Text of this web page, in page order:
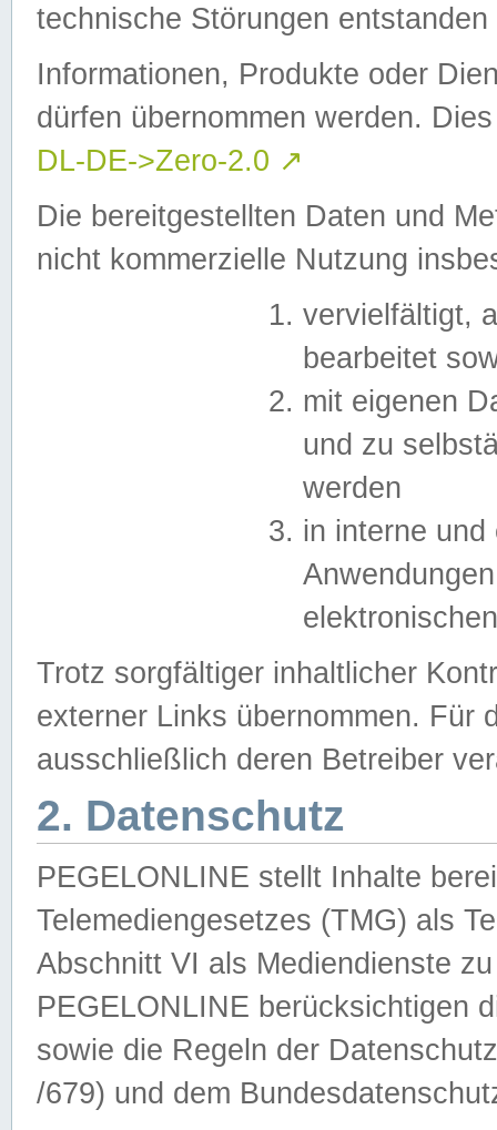
technische Störungen
Informationen, Produkte oder
dürfen übernommen werden.
DL-DE->Zero-2.0 ↗
Die bereitgestellten Daten und
nicht kommerzielle Nutzung
vervielfältigt,
bearbeitet
mit eigenen
und zu
werden
in interne
Trotz sorgfältiger inhaltlicher
externer Links übernommen. Für
ausschließlich deren Betreiber
2. Datenschutz
PEGELONLINE stellt Inhalte
Telemediengesetzes (TMG) als
Abschnitt VI als Mediendienste
PEGELONLINE berücksichtigen
sowie die Regeln der
/679) und dem